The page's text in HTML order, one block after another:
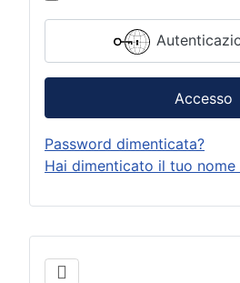
Accesso
Password dimenticata?
Hai dimenticato il tuo nome